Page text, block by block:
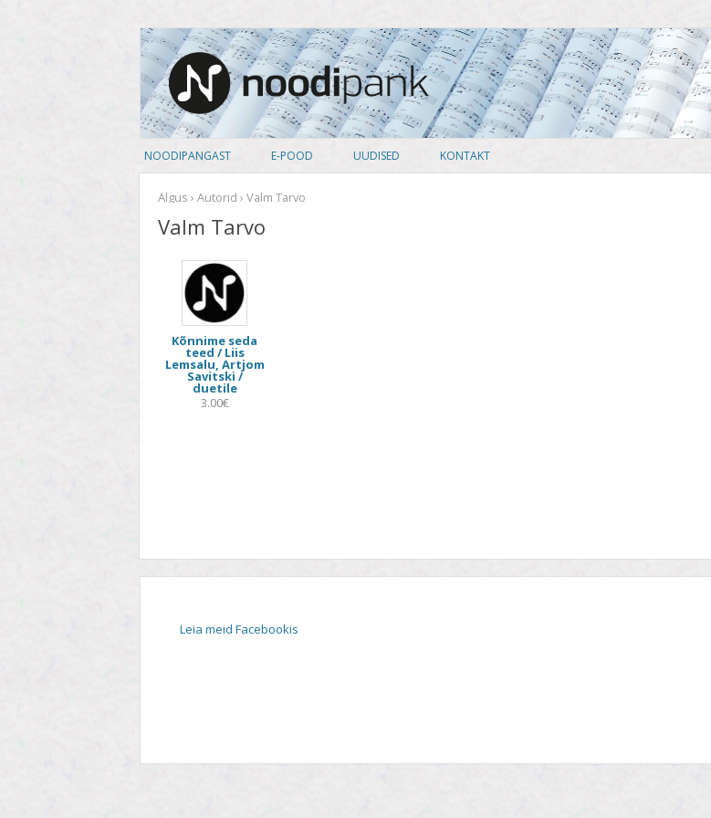
Noodipank
noodipank.ee
content
NOODIPANGAST
TUTVUSTUS
KASUTAJA LEPING
KUIDAS NOOTI OSTA
PRIVAATSUSPOLIITIKA
E-POOD UUDISED KONTAKT
Algus › Autorid › Valm Tarvo
Valm Tarvo
Kõnnime seda
teed / Liis
Lemsalu, Artjom
Savitski /
duetile
3.00€
Leia meid Facebookis